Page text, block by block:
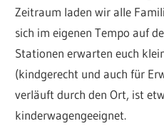
Zeitraum laden wir alle
sich im eigenen Tempo auf
Stationen erwarten euch
(kindgerecht und auch für
verläuft durch den Ort, ist
kinderwagengeeignet.